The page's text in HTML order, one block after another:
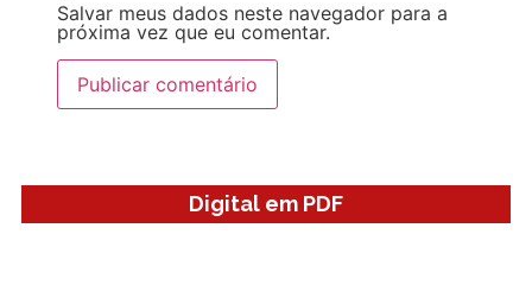
Salvar meus dados neste navegador para a
próxima vez que eu comentar.
Digital em PDF